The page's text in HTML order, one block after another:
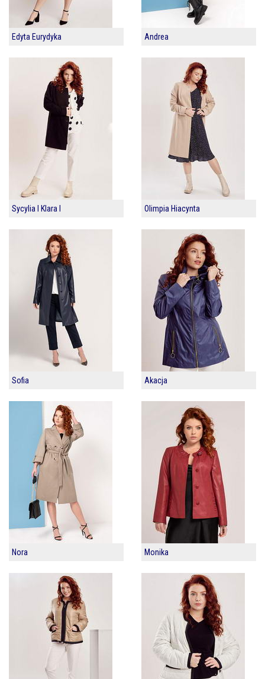
Edyta Eurydyka Andrea
Sycylia I Klara I Olimpia Hiacynta
Sofia Akacja
Nora Monika